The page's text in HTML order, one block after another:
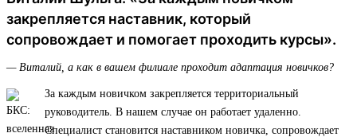
закрепляется наставник, который
сопровождает и помогает проходить курсы».
— Виталий, а как в вашем филиале проходит адаптация новичков?
За каждым новичком закрепляется территориальный
руководитель. В нашем случае он работает удаленно.
Специалист становится наставником новичка, сопровождает